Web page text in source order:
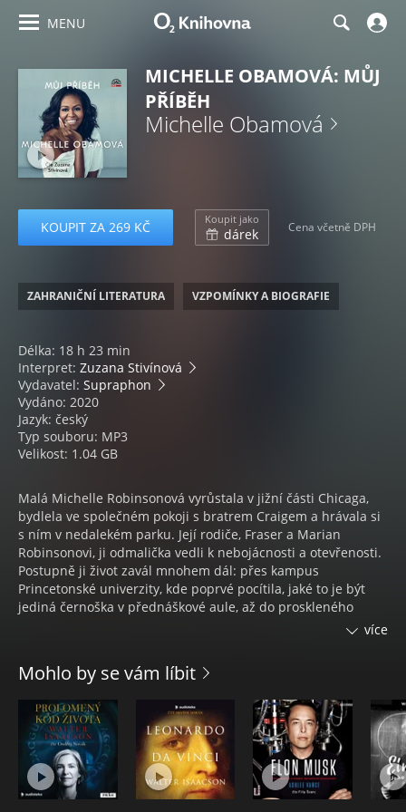
MENU
MICHELLE OBAMOVÁ: MŮJ
PŘÍBĚH
Michelle Obamová
KOUPIT ZA 269 KČ Koupit jako
dárek Cena včetně DPH
ZAHRANIČNÍ LITERATURA VZPOMÍNKY A BIOGRAFIE
Délka: 18 h 23 min
Interpret: Zuzana Stivínová
Vydavatel: Supraphon
Vydáno: 2020
Jazyk: český
Typ souboru: MP3
Velikost: 1.04 GB
Malá Michelle Robinsonová vyrůstala v jižní části Chicaga,
bydlela ve společném pokoji s bratrem Craigem a hrávala si
s ním v nedalekém parku. Její rodiče, Fraser a Marian
Robinsonovi, ji odmalička vedli k nebojácnosti a otevřenosti.
Postupně ji život zavál mnohem dál: přes kampus
Princetonské univerzity, kde poprvé pocítila, jaké to je být
jediná černoška v přednáškové aule, až do proskleného
kancelářského věžáku na post vysoce postavené firemní
V audioknize Můj příběh Michelle Obamová líčí počáteční
léta svého manželství, kdy se snažila sladit práci a rodinu se
strmě stoupající politickou kariérou svého muže. S grácií,
humorem a nevídanou upřímností nám nabízí sugestivní
pohled do zákulisí oněch chvil, kdy její rodina přelomovým
způsobem vstoupila na světovou scénu, i na osm
více
Mohlo by se vám líbit